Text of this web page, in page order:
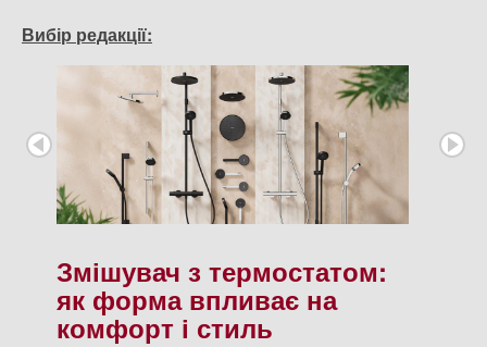
Вибір редакції:
Змішувач з термостатом:
як форма впливає на
комфорт і стиль